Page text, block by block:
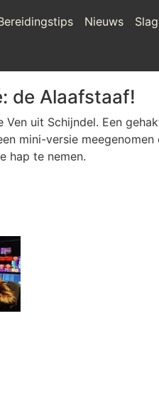
Nieuws
de Alaafstaaf!
uit Schijndel. Een
mini-versie
hap te nemen.